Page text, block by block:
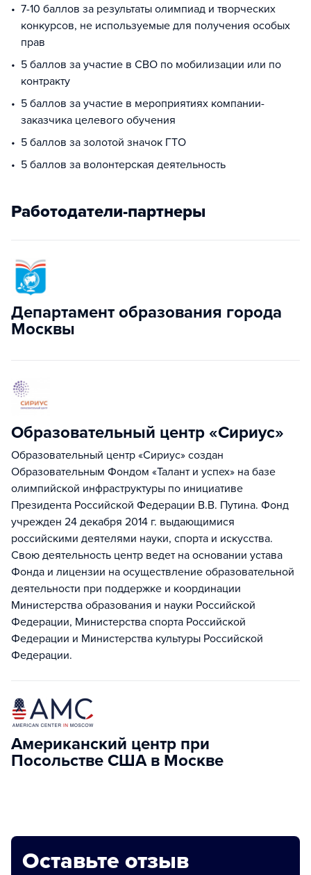
7-10 баллов за результаты олимпиад и творческих
конкурсов, не используемые для получения особых
прав
5 баллов за участие в СВО по мобилизации или по
контракту
5 баллов за участие в мероприятиях компании-
заказчика целевого обучения
5 баллов за золотой значок ГТО
5 баллов за волонтерская деятельность
Работодатели-партнеры
Департамент образования города
Москвы
Образовательный центр «Сириус»
Образовательный центр «Сириус» создан
Образовательным Фондом «Талант и успех» на базе
олимпийской инфраструктуры по инициативе
Президента Российской Федерации В.В. Путина. Фонд
учрежден 24 декабря 2014 г. выдающимися
российскими деятелями науки, спорта и искусства.
Свою деятельность центр ведет на основании устава
Фонда и лицензии на осуществление образовательной
деятельности при поддержке и координации
Министерства образования и науки Российской
Федерации, Министерства спорта Российской
Федерации и Министерства культуры Российской
Федерации.
Американский центр при
Посольстве США в Москве
Оставьте отзыв